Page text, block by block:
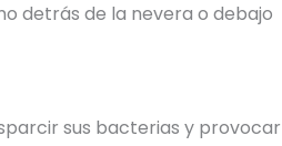
detrás de la nevera o debajo
sus bacterias y provocar